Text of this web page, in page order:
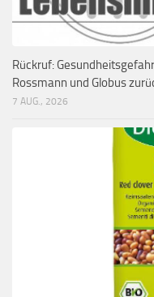
Rückruf:
Rossmann und Globus
7 AUG., 2026